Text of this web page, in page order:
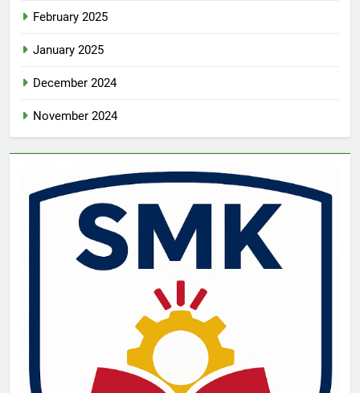
February 2025
January 2025
December 2024
November 2024